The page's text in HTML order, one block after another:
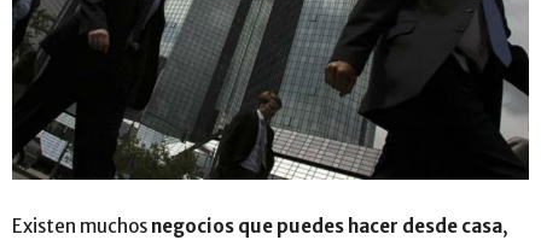
Existen muchos negocios que puedes hacer desde casa,